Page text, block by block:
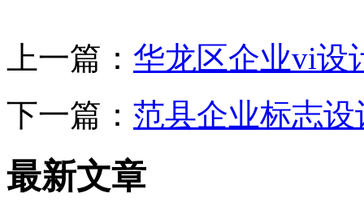
上一篇： 华龙区企业vi设
下一篇： 范县企业标志
最新文章